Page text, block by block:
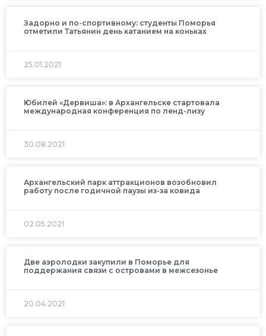
Задорно и по-спортивному: студенты Поморья
отметили Татьянин день катанием на коньках
25.01.2021
Юбилей «Дервиша»: в Архангельске стартовала
международная конференция по ленд-лизу
30.08.2021
Архангельский парк аттракционов возобновил
работу после годичной паузы из-за ковида
02.05.2021
Две аэролодки закупили в Поморье для
поддержания связи с островами в межсезонье
20.04.2021